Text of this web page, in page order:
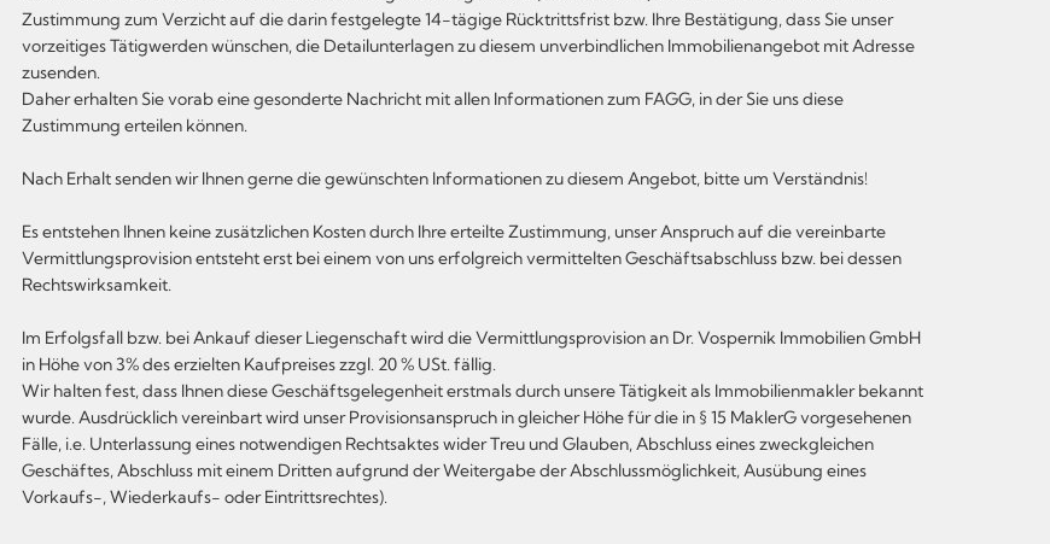
Zustimmung zum Verzicht auf die darin festgelegte 14-tägige Rücktrittsfrist bzw. Ihre Bestätigung, dass Sie unser
vorzeitiges Tätigwerden wünschen, die Detailunterlagen zu diesem unverbindlichen Immobilienangebot mit Adresse
zusenden.
Daher erhalten Sie vorab eine gesonderte Nachricht mit allen Informationen zum FAGG, in der Sie uns diese
Zustimmung erteilen können.
Nach Erhalt senden wir Ihnen gerne die gewünschten Informationen zu diesem Angebot, bitte um Verständnis!
Es entstehen Ihnen keine zusätzlichen Kosten durch Ihre erteilte Zustimmung, unser Anspruch auf die vereinbarte
Vermittlungsprovision entsteht erst bei einem von uns erfolgreich vermittelten Geschäftsabschluss bzw. bei dessen
Rechtswirksamkeit.
Im Erfolgsfall bzw. bei Ankauf dieser Liegenschaft wird die Vermittlungsprovision an Dr. Vospernik Immobilien GmbH
in Höhe von 3% des erzielten Kaufpreises zzgl. 20 % USt. fällig.
Wir halten fest, dass Ihnen diese Geschäftsgelegenheit erstmals durch unsere Tätigkeit als Immobilienmakler bekannt
wurde. Ausdrücklich vereinbart wird unser Provisionsanspruch in gleicher Höhe für die in § 15 MaklerG vorgesehenen
Fälle, i.e. Unterlassung eines notwendigen Rechtsaktes wider Treu und Glauben, Abschluss eines zweckgleichen
Geschäftes, Abschluss mit einem Dritten aufgrund der Weitergabe der Abschlussmöglichkeit, Ausübung eines
Vorkaufs-, Wiederkaufs- oder Eintrittsrechtes).